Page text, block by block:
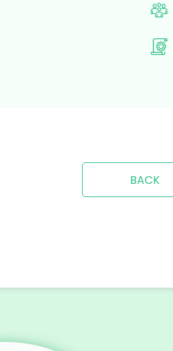
BACK